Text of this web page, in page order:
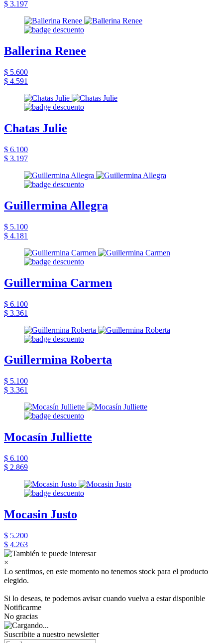
$ 3.197
Ballerina Renee
$ 5.600
$ 4.591
Chatas Julie
$ 6.100
$ 3.197
Guillermina Allegra
$ 5.100
$ 4.181
Guillermina Carmen
$ 6.100
$ 3.361
Guillermina Roberta
$ 5.100
$ 3.361
Mocasín Julliette
$ 6.100
$ 2.869
Mocasin Justo
$ 5.200
$ 4.263
×
Lo sentimos, en este momento no tenemos stock para el producto
elegido.
Si lo deseas, te podemos avisar cuando vuelva a estar disponible
Notificarme
No gracias
Suscribite a nuestro newsletter